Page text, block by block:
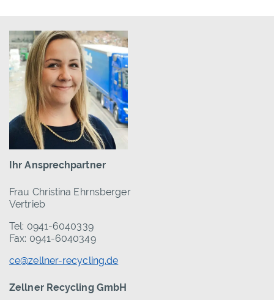
Ihr Ansprechpartner
Frau Christina Ehrnsberger
Vertrieb
Tel: 0941-6040339
Fax: 0941-6040349
ce@zellner-recycling.de
Zellner Recycling GmbH